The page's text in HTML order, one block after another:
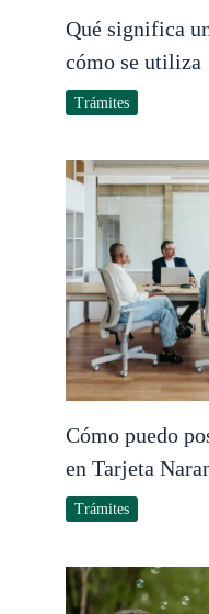
Qué significa
cómo se utiliza
Trámites
Cómo puedo
en Tarjeta
Trámites